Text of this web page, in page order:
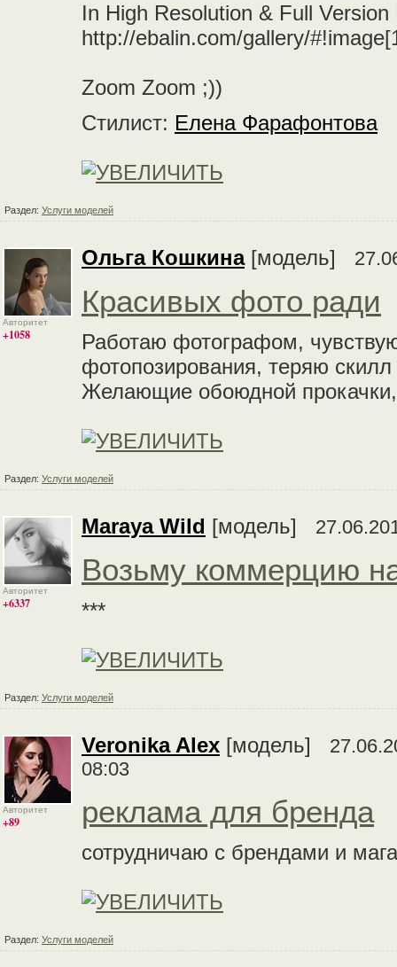
In High Resolution & Full Version
http://ebalin.com/gallery/
Zoom Zoom ;))
Стилист: Елена Фарафонтова
Раздел: Услуги моделей
Авторитет
+1058
Ольга Кошкина[модель]
Красивых фото ради
Работаю фотографом,
фотопозирования, теряю скилл
Желающие обоюдной
Раздел: Услуги моделей
Авторитет
+6337
Maraya Wild [модель]
Возьму коммерцию
***
Раздел: Услуги моделей
Авторитет
+89
Veronika Alex [модель]
08:03
реклама для бренда
сотрудничаю с брендами и
Раздел: Услуги моделей